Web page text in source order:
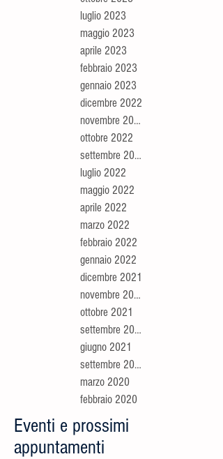
luglio 2023
maggio 2023
aprile 2023
febbraio 2023
gennaio 2023
dicembre 2022
novembre 2022
ottobre 2022
settembre 2022
luglio 2022
maggio 2022
aprile 2022
marzo 2022
febbraio 2022
gennaio 2022
dicembre 2021
novembre 2021
ottobre 2021
settembre 2021
giugno 2021
settembre 2020
marzo 2020
febbraio 2020
Eventi e prossimi
appuntamenti